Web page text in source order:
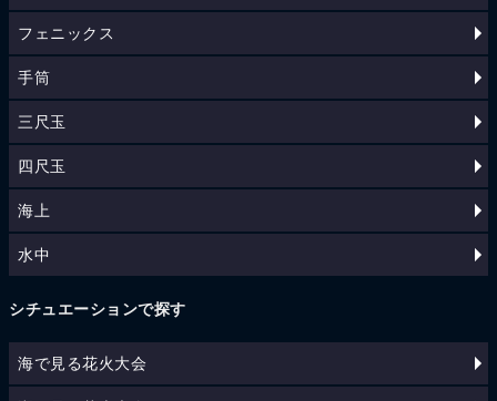
フェニックス
手筒
三尺玉
四尺玉
海上
水中
シチュエーションで探す
海で見る花火大会